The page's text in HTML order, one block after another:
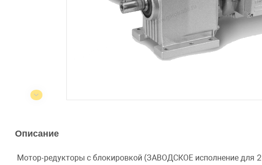
Описание
Мотор-редукторы с блокировкой (ЗАВОДСКОЕ исполнение для